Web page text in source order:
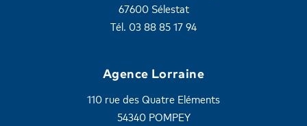
67600 Sélestat
Tél. 03 88 85 17 94
Agence Lorraine
110 rue des Quatre Eléments
54340 POMPEY